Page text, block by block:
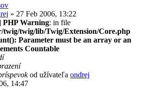
» 27 Feb 2006, 13:22
PHP Warning: in file
twig/twig/lib/Twig/Extension/Core.php
Parameter must be an array or an
Countable
od užívateľa ondrej
14:47